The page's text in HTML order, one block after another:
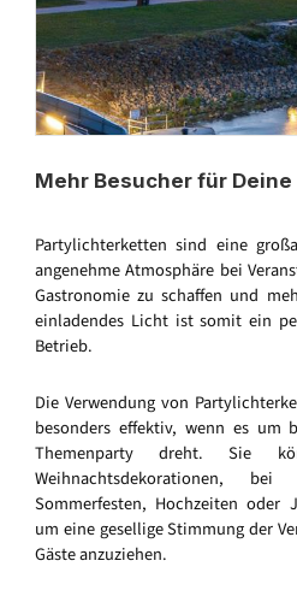
Mehr Besucher für
Partylichterketten sind eine
angenehme Atmosphäre bei
Gastronomie zu schaffen und
einladendes Licht ist somit ein
Betrieb.
Die Verwendung von
besonders effektiv, wenn es um
Themenparty dreht. Sie
Weihnachtsdekorationen,
Sommerfesten, Hochzeiten oder
um eine gesellige Stimmung der
Gäste anzuziehen.